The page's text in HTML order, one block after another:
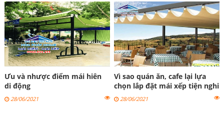
Ưu và nhược điểm mái hiên
di động
28/06/2021
Vì sao quán ăn, cafe lại lựa
chọn lắp đặt mái xếp tiện nghi
28/06/2021